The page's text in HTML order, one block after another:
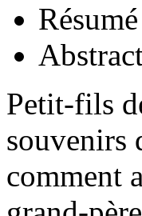
Résumé
Petit-fils
souvenirs
comment